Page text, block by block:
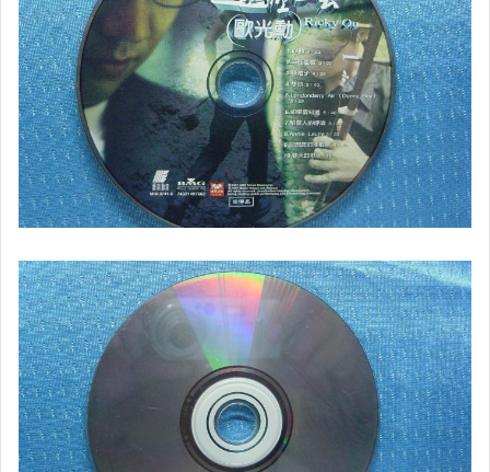
韓語光碟
西洋光碟
相聲國劇光碟
連續據 DVD光碟
電影電視電玩原聲帶
卡拉OK DVD光碟
卡拉OK VCD光碟
DVD演唱會光碟
DVD電影光碟
原版卡帶
原版藍光遊戲光碟